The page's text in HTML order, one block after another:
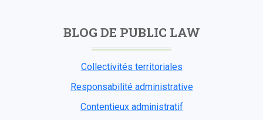
BLOG DE PUBLIC LAW
Collectivités territoriales
Responsabilité administrative
Contentieux administratif